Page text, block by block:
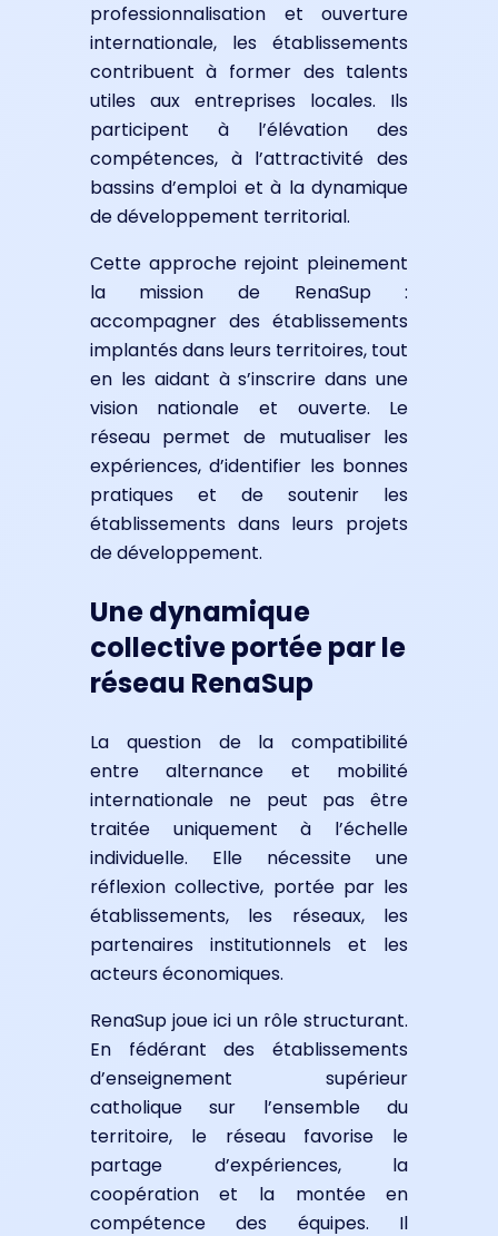
professionnalisation et ouverture
internationale, les établissements
contribuent à former des talents
utiles aux entreprises locales. Ils
participent à l’élévation des
compétences, à l’attractivité des
bassins d’emploi et à la dynamique
de développement territorial.
Cette approche rejoint pleinement
la mission de RenaSup :
accompagner des établissements
implantés dans leurs territoires, tout
en les aidant à s’inscrire dans une
vision nationale et ouverte. Le
réseau permet de mutualiser les
expériences, d’identifier les bonnes
pratiques et de soutenir les
établissements dans leurs projets
de développement.
Une dynamique
collective portée par le
réseau RenaSup
La question de la compatibilité
entre alternance et mobilité
internationale ne peut pas être
traitée uniquement à l’échelle
individuelle. Elle nécessite une
réflexion collective, portée par les
établissements, les réseaux, les
partenaires institutionnels et les
acteurs économiques.
RenaSup joue ici un rôle structurant.
En fédérant des établissements
d’enseignement supérieur
catholique sur l’ensemble du
territoire, le réseau favorise le
partage d’expériences, la
coopération et la montée en
compétence des équipes. Il